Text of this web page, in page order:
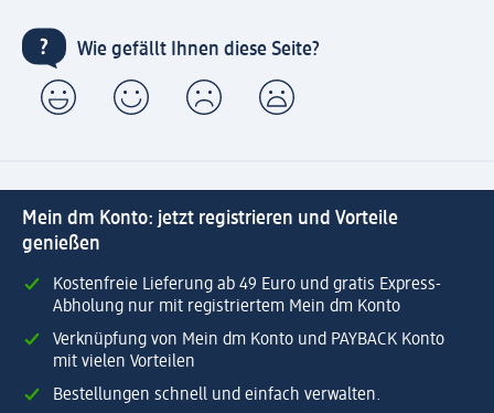
Wie gefällt Ihnen diese Seite?
Mein dm Konto: jetzt registrieren und Vorteile
genießen
Kostenfreie Lieferung ab 49 Euro und gratis Express-
Abholung nur mit registriertem Mein dm Konto
Verknüpfung von Mein dm Konto und PAYBACK Konto
mit vielen Vorteilen
Bestellungen schnell und einfach verwalten.